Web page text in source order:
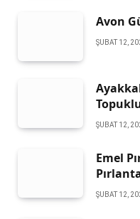
Avon
ŞUBAT 12,
ŞUBAT 12,
Emel
ŞUBAT 12,